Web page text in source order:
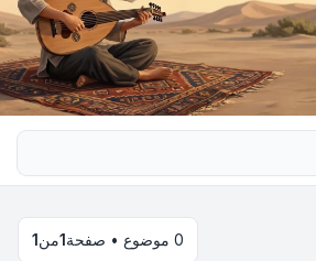
0 موضوع • صفحة 1من1